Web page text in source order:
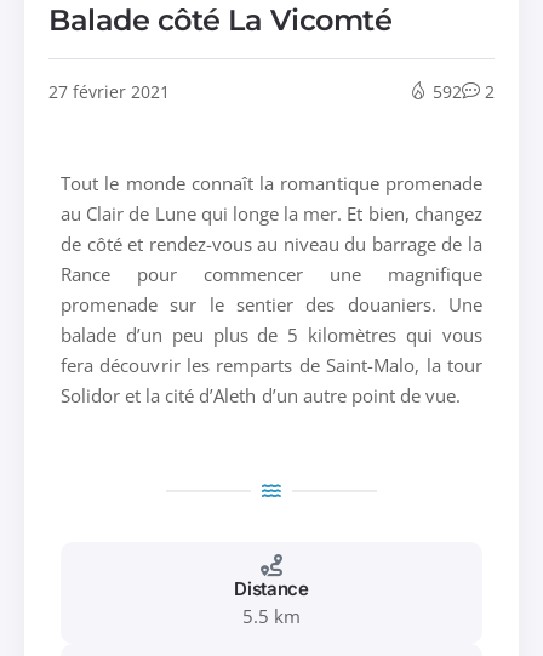
Balade côté La Vicomté
27 février 2021 592 2
Tout le monde connaît la romantique promenade
au Clair de Lune qui longe la mer. Et bien, changez
de côté et rendez-vous au niveau du barrage de la
Rance pour commencer une magnifique
promenade sur le sentier des douaniers. Une
balade d’un peu plus de 5 kilomètres qui vous
fera découvrir les remparts de Saint-Malo, la tour
Solidor et la cité d’Aleth d’un autre point de vue.
Distance
5.5 km